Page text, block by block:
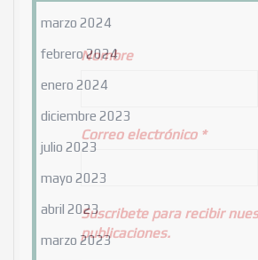
marzo 2024
febrero 2024
enero 2024
diciembre 2023
julio 2023
mayo 2023
abril 2023
marzo 2023
Nombre
Correo electrónico *
Suscribete para recibir
publicaciones.